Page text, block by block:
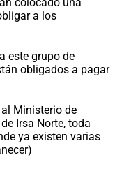
a los
este grupo de
obligados a pagar
Ministerio de
Irsa Norte, toda
ya existen varias